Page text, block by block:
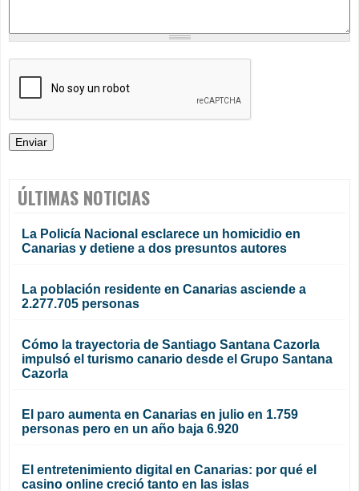
ÚLTIMAS NOTICIAS
La Policía Nacional esclarece un homicidio en
Canarias y detiene a dos presuntos autores
La población residente en Canarias asciende a
2.277.705 personas
Cómo la trayectoria de Santiago Santana Cazorla
impulsó el turismo canario desde el Grupo Santana
Cazorla
El paro aumenta en Canarias en julio en 1.759
personas pero en un año baja 6.920
El entretenimiento digital en Canarias: por qué el
casino online creció tanto en las islas